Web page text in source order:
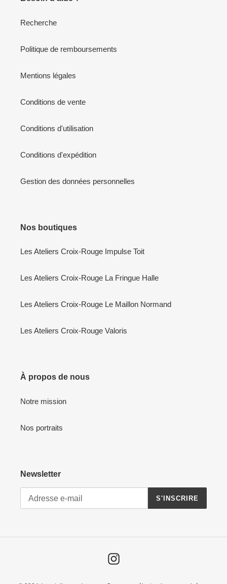
Recherche
Politique de remboursements
Mentions légales
Conditions de vente
Conditions d'utilisation
Conditions d'expédition
Gestion des données personnelles
Nos boutiques
Les Ateliers Croix-Rouge Impulse Toit
Les Ateliers Croix-Rouge La Fringue Halle
Les Ateliers Croix-Rouge Le Maillon Normand
Les Ateliers Croix-Rouge Valoris
À propos de nous
Notre mission
Nos portraits
Newsletter
S'INSCRIRE
Instagram